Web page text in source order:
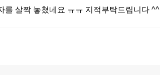
를 살짝 놓쳤네요 ㅠㅠ 지적부탁드립니다 ^^